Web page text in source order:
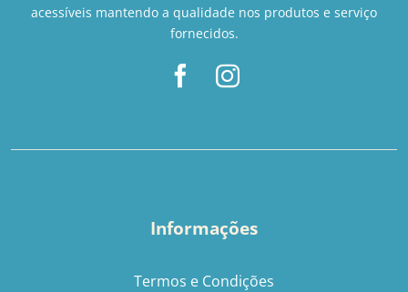
acessíveis mantendo a qualidade nos produtos e serviço
fornecidos.
Informações
Termos e Condições